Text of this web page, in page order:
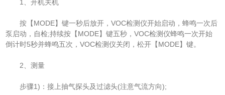
1、开机关机
按【MODE】键一秒后放开，VOC检测仪开始启动，蜂鸣一次后
泵启动，自检;持续按【MODE】键五秒，VOC检测仪蜂鸣一次开始
倒计时5秒并蜂鸣五次，VOC检测仪关闭，松开【MODE】键。
2、测量
步骤1)：接上抽气探头及过滤头(注意气流方向);